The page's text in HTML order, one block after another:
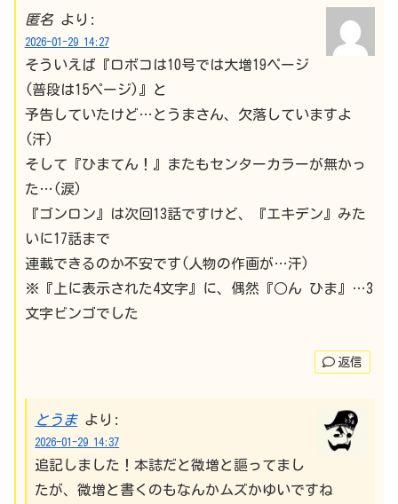
匿名 より:
2026-01-29 14:27
そういえば『ロボコは10号では大増19ページ
(普段は15ページ)』と
予告していたけど…とうまさん、欠落していますよ
(汗)
そして『ひまてん！』またもセンターカラーが無かっ
た…(涙)
『ゴンロン』は次回13話ですけど、『エキデン』みた
いに17話まで
連載できるのか不安です(人物の作画が…汗)
※『上に表示された4文字』に、偶然『○ん ひま』…3
文字ビンゴでした
返信
とうま より:
2026-01-29 14:37
追記しました！本誌だと微増と謳ってまし
たが、微増と書くのもなんかムズかゆいですね